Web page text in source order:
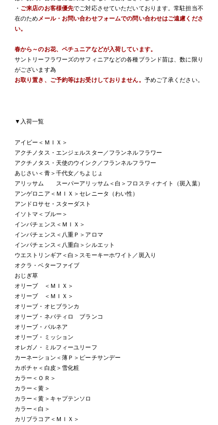
・ ご来店のお客様優先でご対応させていただいております。常駐担当不
在のため メール・お問い合わせフォームでの問い合わせはご遠慮くださ
い。
春から～のお花、ペチュニアなどが入荷しています。
サントリーフラワーズのサフィニアなどの各種ブランド苗は、数に限り
がございます為
お取り置き、ご予約等はお受けしておりません。 予めご了承ください。
▼入荷一覧
アイビー＜ＭＩＸ＞
アクチノタス・エンジェルスター／フランネルフラワー
アクチノタス・天使のウインク／フランネルフラワー
あじさい＜青＞千代女／ちよじょ
アリッサム スーパーアリッサム＜白＞フロスティナイト（斑入葉）
アンゲロニア＜ＭＩＸ＞セレニータ（わい性）
アンドロサセ・スターダスト
イソトマ＜ブルー＞
インパチェンス＜ＭＩＸ＞
インパチェンス＜八重Ｐ＞アロマ
インパチェンス＜八重白＞シルエット
ウエストリンギア＜白＞スモーキーホワイト／斑入り
オクラ・ベターファイブ
おじぎ草
オリーブ ＜ＭＩＸ＞
オリーブ ＜ＭＩＸ＞
オリーブ・オヒブランカ
オリーブ・ネバティロ ブランコ
オリーブ・バルネア
オリーブ・ミッション
オレガノ・ミルフィーユリーフ
カーネーション＜薄Ｐ＞ピーチサンデー
カボチャ＜白皮＞雪化粧
カラー＜ＯＲ＞
カラー＜黄＞
カラー＜黄＞キャプテンソロ
カラー＜白＞
カリブラコア＜ＭＩＸ＞